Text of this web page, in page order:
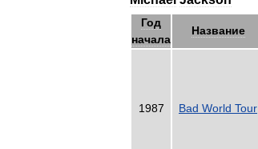
Год
начала
Название
1987 Bad World Tour